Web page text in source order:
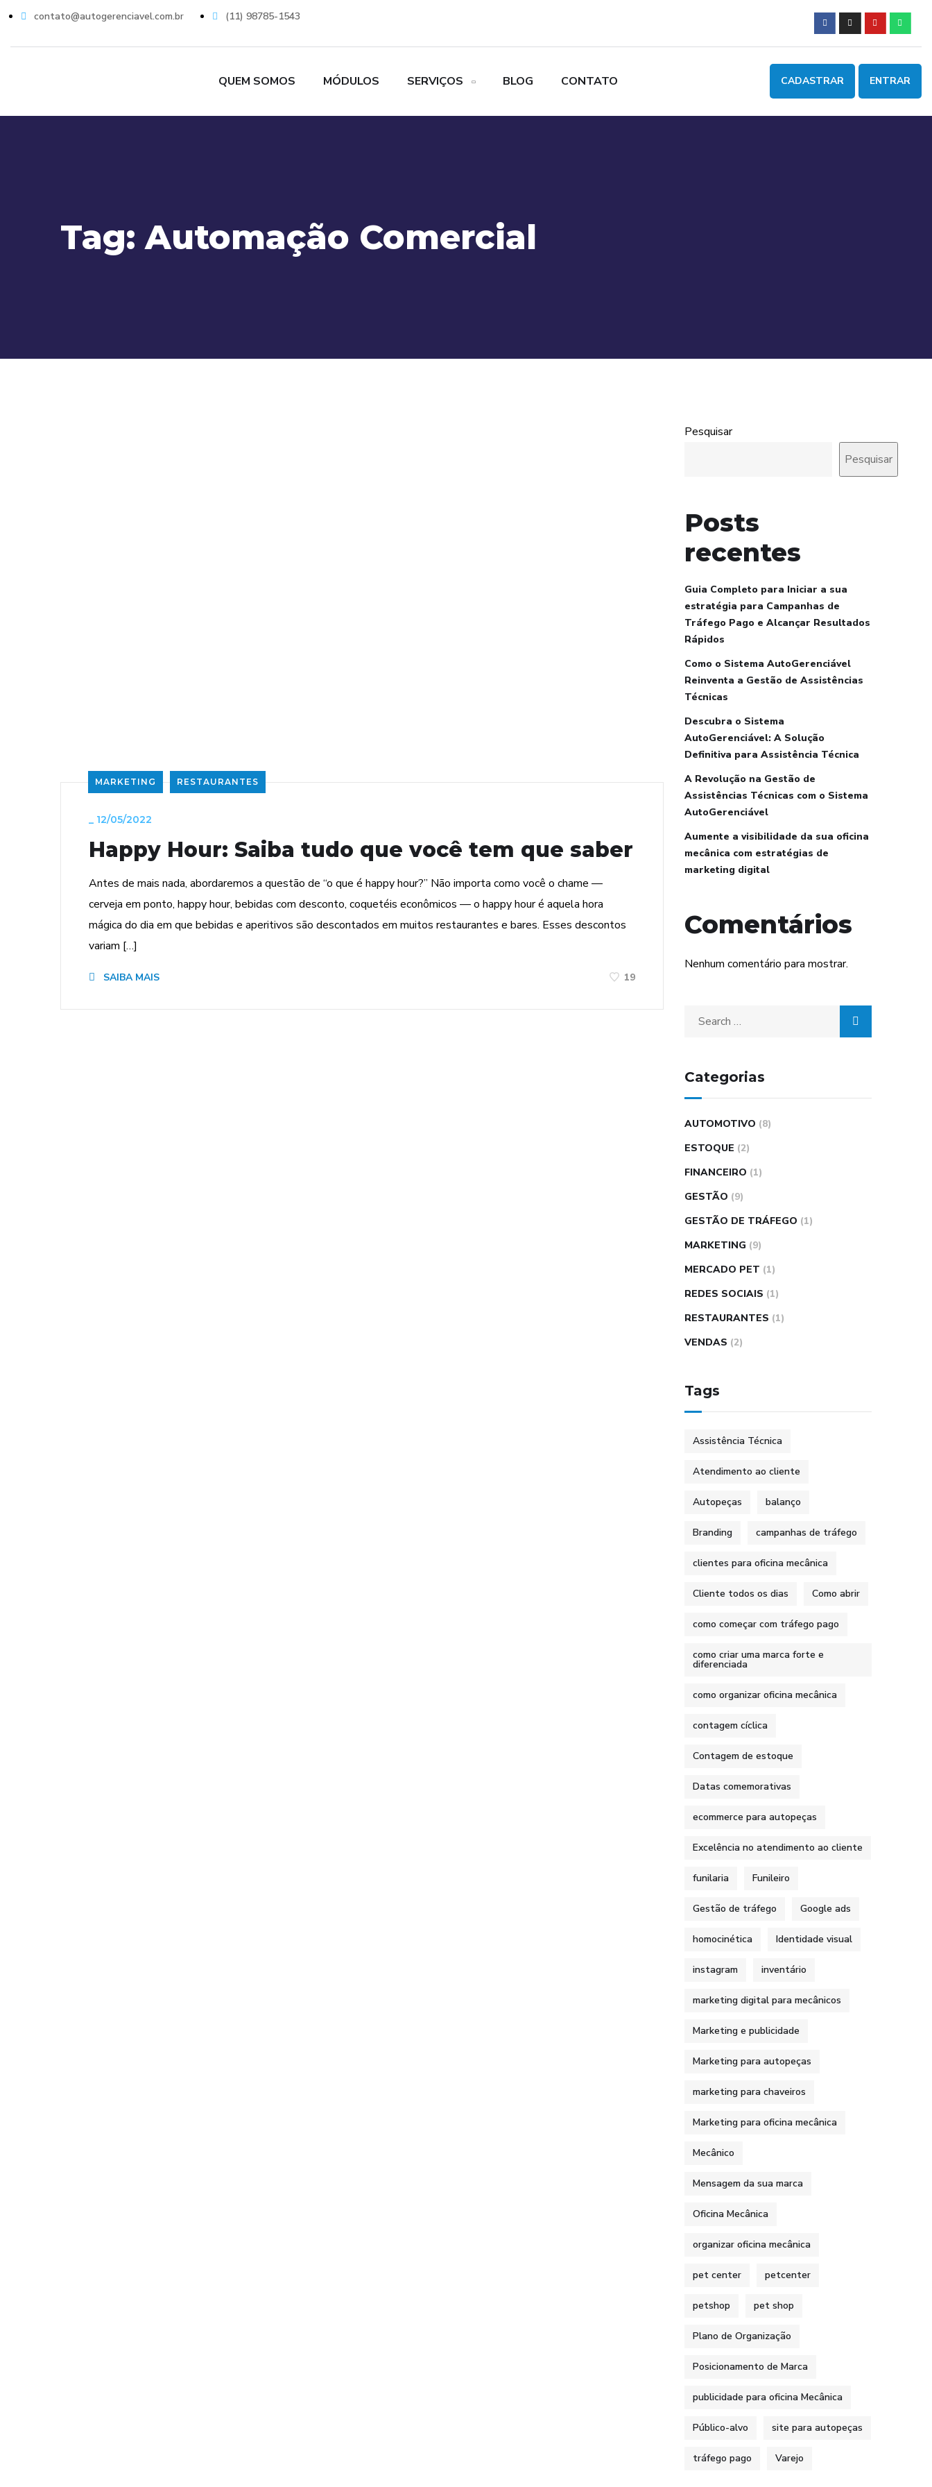
contato@autogerenciavel.com.br (11) 98785-1543
QUEM SOMOS MÓDULOS SERVIÇOS BLOG CONTATO CADASTRAR ENTRAR
Tag: Automação Comercial
MARKETING RESTAURANTES
_ 12/05/2022
Happy Hour: Saiba tudo que você tem que saber
Antes de mais nada, abordaremos a questão de “o que é happy hour?” Não importa como você o chame —
cerveja em ponto, happy hour, bebidas com desconto, coquetéis econômicos — o happy hour é aquela hora
mágica do dia em que bebidas e aperitivos são descontados em muitos restaurantes e bares. Esses descontos
variam […]
SAIBA MAIS 19
Pesquisar
Pesquisar
Posts
recentes
Guia Completo para Iniciar a sua
estratégia para Campanhas de
Tráfego Pago e Alcançar Resultados
Rápidos
Como o Sistema AutoGerenciável
Reinventa a Gestão de Assistências
Técnicas
Descubra o Sistema
AutoGerenciável: A Solução
Definitiva para Assistência Técnica
A Revolução na Gestão de
Assistências Técnicas com o Sistema
AutoGerenciável
Aumente a visibilidade da sua oficina
mecânica com estratégias de
marketing digital
Comentários
Nenhum comentário para mostrar.
Categorias
AUTOMOTIVO (8)
ESTOQUE (2)
FINANCEIRO (1)
GESTÃO (9)
GESTÃO DE TRÁFEGO (1)
MARKETING (9)
MERCADO PET (1)
REDES SOCIAIS (1)
RESTAURANTES (1)
VENDAS (2)
Tags
Assistência Técnica
Atendimento ao cliente
Autopeças balanço
Branding campanhas de tráfego
clientes para oficina mecânica
Cliente todos os dias Como abrir
como começar com tráfego pago
como criar uma marca forte e
diferenciada
como organizar oficina mecânica
contagem cíclica
Contagem de estoque
Datas comemorativas
ecommerce para autopeças
Excelência no atendimento ao cliente
funilaria Funileiro
Gestão de tráfego Google ads
homocinética Identidade visual
instagram inventário
marketing digital para mecânicos
Marketing e publicidade
Marketing para autopeças
marketing para chaveiros
Marketing para oficina mecânica
Mecânico
Mensagem da sua marca
Oficina Mecânica
organizar oficina mecânica
pet center petcenter
petshop pet shop
Plano de Organização
Posicionamento de Marca
publicidade para oficina Mecânica
Público-alvo site para autopeças
tráfego pago Varejo